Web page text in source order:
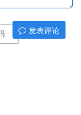
发表评论